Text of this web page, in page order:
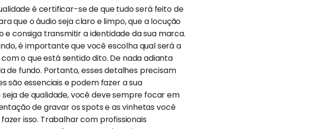
é certificar-se de que tudo será feito de
que o áudio seja claro e limpo, que a locução
consiga transmitir a identidade da sua marca.
é importante que você escolha qual será a
o que está sentido dito. De nada adianta
de fundo. Portanto, esses detalhes precisam
são essenciais e podem fazer a sua
de qualidade, você deve sempre focar em
de gravar os spots e as vinhetas você
isso. Trabalhar com profissionais